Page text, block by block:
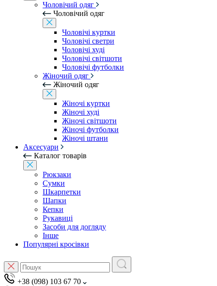
Чоловічий одяг
Чоловічий одяг
Чоловічі куртки
Чоловічі светри
Чоловічі худі
Чоловічі світшоти
Чоловічі футболки
Жіночий одяг
Жіночий одяг
Жіночі куртки
Жіночі худі
Жіночі світшоти
Жіночі футболки
Жіночі штани
Аксесуари
Каталог товарів
Рюкзаки
Сумки
Шкарпетки
Шапки
Кепки
Рукавиці
Засоби для догляду
Інше
Популярні кросівки
+38 (098) 103 67 70